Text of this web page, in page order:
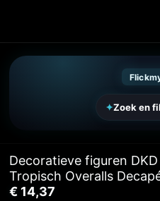
✦Zoek en
Decoratieve figuren
Tropisch Overalls
€14,37